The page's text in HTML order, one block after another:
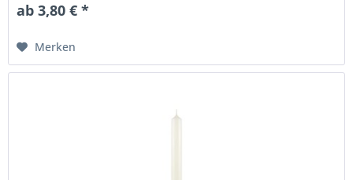
ab 3,80 € *
Merken